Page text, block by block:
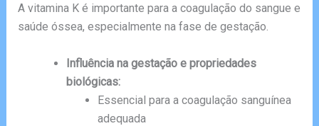
A vitamina K é importante para a coagulação do sangue e
saúde óssea, especialmente na fase de gestação.
Influência na gestação e propriedades
biológicas:
Essencial para a coagulação sanguínea
adequada